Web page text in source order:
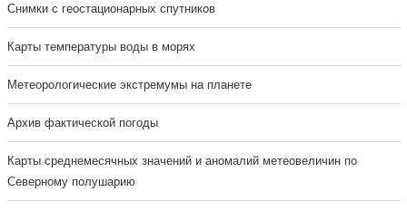
Cнимки с геостационарных спутников
Карты температуры воды в морях
Метеорологические экстремумы на планете
Архив фактической погоды
Карты среднемесячных значений и аномалий метеовеличин по
Северному полушарию